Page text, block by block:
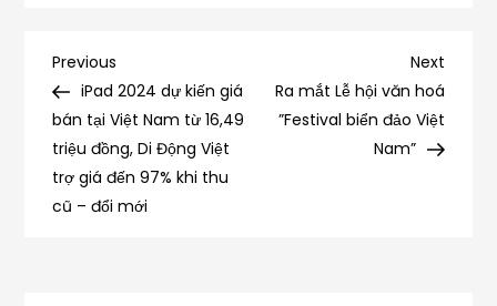
phản
hồi
thông
tin
Điều
hướng
bài
Previous
Post
Previous
iPad 2024 dự kiến giá
bán tại Việt Nam từ 16,49
triệu đồng, Di Động Việt
trợ giá đến 97% khi thu
cũ – đổi mới
Next
Post
Next
Ra mắt Lễ hội văn hoá
”Festival biển đảo Việt
Nam”